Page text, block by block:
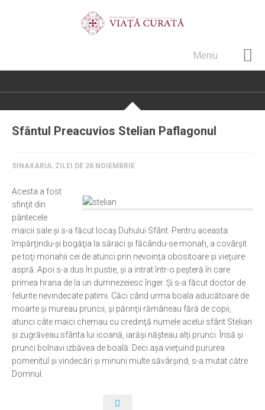
Meniu
Pateric Atonit
Cenaclu creștin
Noi și Biserica
Rânduieli liturgice
Predici și cateheze
Pelerinaje
Ortodox în diaspora
Evenimente
Biserici și mănăstiri
Viață curată
Nevoințe contemporane
Sfântul Preacuvios Stelian Paflagonul
SINAXARUL ZILEI DE 26 NOIEMBRIE
Acesta a fost
sfinţit din
pântecele
maicii sale şi s-a făcut locaş Duhului Sfânt. Pentru aceasta
împărţindu-şi bogăţia la săraci şi făcându-se monah, a covârşit
pe toţi monahii cei de atunci prin nevoinţa obositoare şi vieţuire
aspră. Apoi s-a dus în pustie, şi a intrat într-o peşteră în care
primea hrana de la un dumnezeiesc înger. Şi s-a făcut doctor de
felurite nevindecate patimi. Căci când urma boala aducătoare de
moarte şi mureau pruncii, şi părinţii rămâneau fără de copii,
atunci câte maici chemau cu credinţă numele acelui sfânt Stelian
şi zugrăveau sfânta lui icoană, iarăşi năşteau alţi prunci. Însă şi
prunci bolnavi izbăvea de boală. Deci aşa vieţuind pururea
pomenitul şi vindecări şi minuni multe săvârşind, s-a mutat către
Domnul.